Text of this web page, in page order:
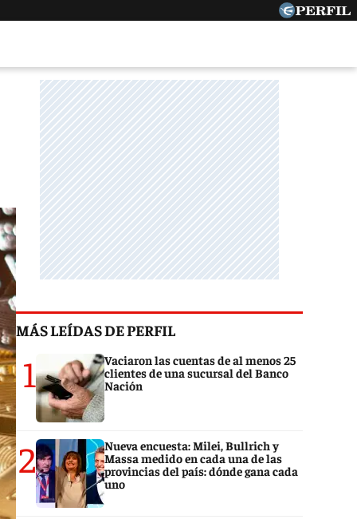
MÁS LEÍDAS DE PERFIL
1
Vaciaron las cuentas de al menos 25
clientes de una sucursal del Banco
Nación
2
Nueva encuesta: Milei, Bullrich y
Massa medido en cada una de las
provincias del país: dónde gana cada
uno